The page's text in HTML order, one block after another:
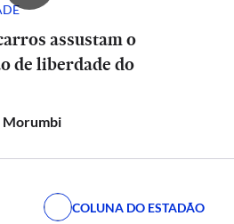
assustam o
de liberdade do
Morumbi
COLUNA DO ESTADÃO